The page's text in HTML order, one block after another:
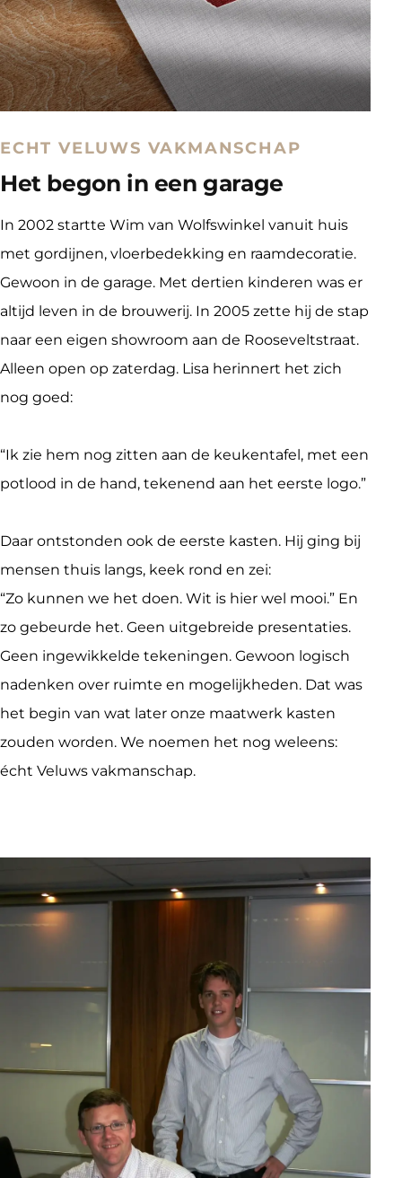
ECHT VELUWS VAKMANSCHAP
Het begon in een garage
In 2002 startte Wim van Wolfswinkel vanuit huis
met gordijnen, vloerbedekking en raamdecoratie.
Gewoon in de garage. Met dertien kinderen was er
altijd leven in de brouwerij. In 2005 zette hij de stap
naar een eigen showroom aan de Rooseveltstraat.
Alleen open op zaterdag. Lisa herinnert het zich
nog goed:
“Ik zie hem nog zitten aan de keukentafel, met een
potlood in de hand, tekenend aan het eerste logo.”
Daar ontstonden ook de eerste kasten. Hij ging bij
mensen thuis langs, keek rond en zei:
“Zo kunnen we het doen. Wit is hier wel mooi.” En
zo gebeurde het. Geen uitgebreide presentaties.
Geen ingewikkelde tekeningen. Gewoon logisch
nadenken over ruimte en mogelijkheden. Dat was
het begin van wat later onze maatwerk kasten
zouden worden. We noemen het nog weleens:
écht Veluws vakmanschap.